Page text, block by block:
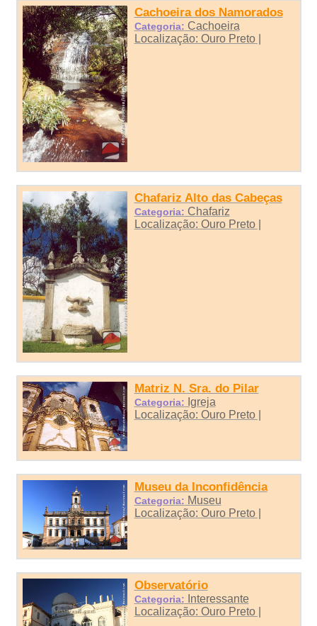
Cachoeira dos Namorados
Categoria: Cachoeira
Localização: Ouro Preto |
Chafariz Alto das Cabeças
Categoria: Chafariz
Localização: Ouro Preto |
Matriz N. Sra. do Pilar
Categoria: Igreja
Localização: Ouro Preto |
Museu da Inconfidência
Categoria: Museu
Localização: Ouro Preto |
Observatório
Categoria: Interessante
Localização: Ouro Preto |